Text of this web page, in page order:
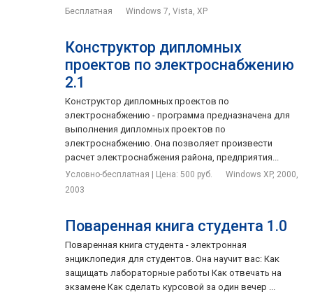
Бесплатная Windows 7, Vista, XP
Конструктор дипломных
проектов по электроснабжению
2.1
Конструктор дипломных проектов по
электроснабжению - программа предназначена для
выполнения дипломных проектов по
электроснабжению. Она позволяет произвести
расчет электроснабжения района, предприятия...
Условно-бесплатная | Цена: 500 руб.
Windows XP, 2000,
2003
Поваренная книга студента 1.0
Поваренная книга студента - электронная
энциклопедия для студентов. Она научит вас: Как
защищать лабораторные работы Как отвечать на
экзамене Как сделать курсовой за один вечер ...